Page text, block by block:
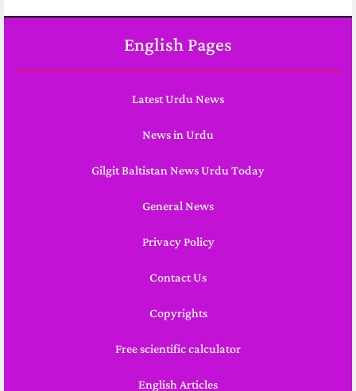
English Pages
Latest Urdu News
News in Urdu
Gilgit Baltistan News Urdu Today
General News
Privacy Policy
Contact Us
Copyrights
Free scientific calculator
English Articles